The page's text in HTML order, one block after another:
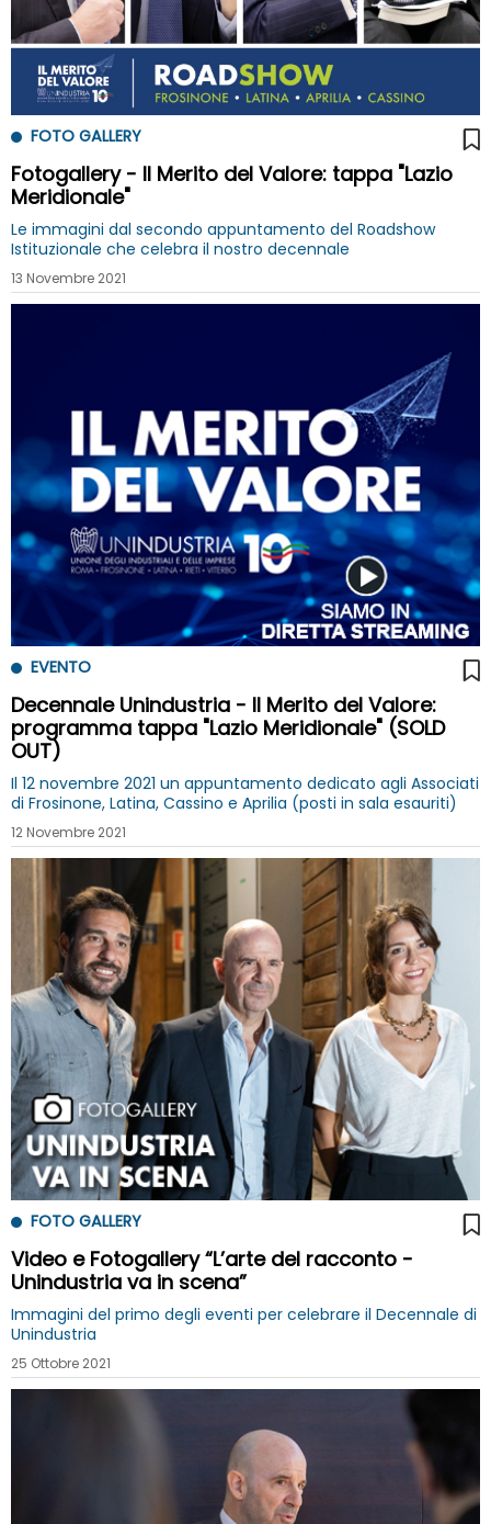
FOTO GALLERY
Fotogallery - Il Merito del Valore: tappa "Lazio
Meridionale"
Le immagini dal secondo appuntamento del Roadshow
Istituzionale che celebra il nostro decennale
13 Novembre 2021
EVENTO
Decennale Unindustria - Il Merito del Valore:
programma tappa "Lazio Meridionale" (SOLD
OUT)
Il 12 novembre 2021 un appuntamento dedicato agli Associati
di Frosinone, Latina, Cassino e Aprilia (posti in sala esauriti)
12 Novembre 2021
FOTO GALLERY
Video e Fotogallery “L’arte del racconto -
Unindustria va in scena”
Immagini del primo degli eventi per celebrare il Decennale di
Unindustria
25 Ottobre 2021